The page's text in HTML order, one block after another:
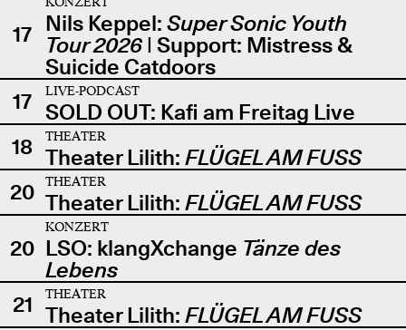
17 Nils Keppel: Super Sonic Youth
Tour 2026| Support: Mistress &
Suicide Catdoors
17
LIVE-PODCAST
SOLD OUT: Kafi am Freitag Live
18
THEATER
Theater Lilith: FLÜGEL AM FUSS
20
THEATER
Theater Lilith: FLÜGEL AM FUSS
20
KONZERT
LSO: klangXchange Tänze des
Lebens
21
THEATER
Theater Lilith: FLÜGEL AM FUSS